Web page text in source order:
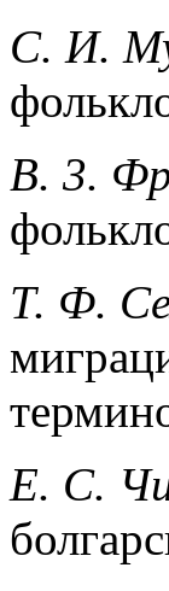
С. И.
В. 3.
Т. Ф.
Е. С.